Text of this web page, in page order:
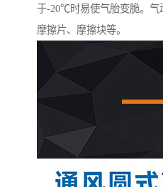
于-20℃时易使气胎变脆。气
摩擦片、摩擦块等。